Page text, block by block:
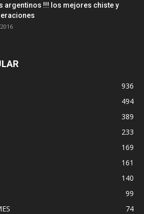
argentinos !!! los mejores chiste y
936
494
389
233
169
161
140
99
74